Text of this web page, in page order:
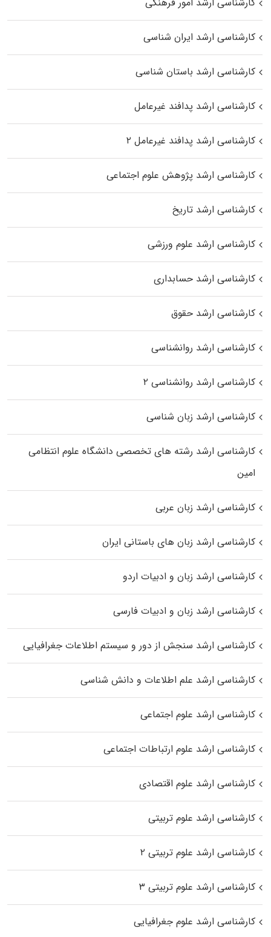
کارشناسی ارشد ایران شناسی
کارشناسی ارشد باستان شناسی
کارشناسی ارشد پدافند غیرعامل
کارشناسی ارشد پدافند غیرعامل ۲
کارشناسی ارشد پژوهش علوم اجتماعی
کارشناسی ارشد تاریخ
کارشناسی ارشد علوم ورزشی
کارشناسی ارشد حسابداری
کارشناسی ارشد حقوق
کارشناسی ارشد روانشناسی
کارشناسی ارشد روانشناسی ۲
کارشناسی ارشد زبان شناسی
کارشناسی ارشد رﺷﺘﻪ ﻫﺎی تخصصی داﻧﺸﮕﺎه ﻋﻠﻮم انتظامی
اﻣﻴﻦ
کارشناسی ارشد زبان عربی
کارشناسی ارشد زبان‌ های باستانی ایران
کارشناسی ارشد زبان و ادبیات اردو
کارشناسی ارشد زبان و ادبیات فارسی
کارشناسی ارشد سنجش از دور و سیستم اطلاعات جغرافیایی
کارشناسی ارشد علم اطلاعات و دانش شناسی
کارشناسی ارشد علوم اجتماعی
کارشناسی ارشد علوم ارتباطات اجتماعی
کارشناسی ارشد علوم اقتصادی
کارشناسی ارشد علوم تربیتی
کارشناسی ارشد علوم تربیتی ۲
کارشناسی ارشد علوم تربیتی ۳
کارشناسی ارشد علوم جغرافیایی